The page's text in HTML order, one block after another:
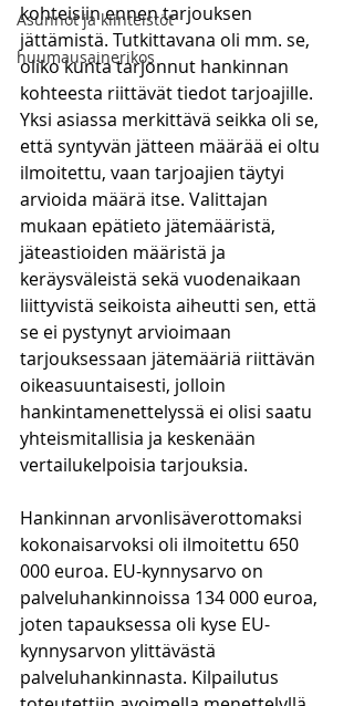
Asunnot ja kiinteistöt
huumausainerikos
kohteisiin ennen tarjouksen
jättämistä. Tutkittavana oli mm. se,
oliko kunta tarjonnut hankinnan
kohteesta riittävät tiedot tarjoajille.
Yksi asiassa merkittävä seikka oli se,
että syntyvän jätteen määrää ei oltu
ilmoitettu, vaan tarjoajien täytyi
arvioida määrä itse. Valittajan
mukaan epätieto jätemääristä,
jäteastioiden määristä ja
keräysväleistä sekä vuodenaikaan
liittyvistä seikoista aiheutti sen, että
se ei pystynyt arvioimaan
tarjouksessaan jätemääriä riittävän
oikeasuuntaisesti, jolloin
hankintamenettelyssä ei olisi saatu
yhteismitallisia ja keskenään
vertailukelpoisia tarjouksia.
Hankinnan arvonlisäverottomaksi
kokonaisarvoksi oli ilmoitettu 650
000 euroa. EU-kynnysarvo on
palveluhankinnoissa 134 000 euroa,
joten tapauksessa oli kyse EU-
kynnysarvon ylittävästä
palveluhankinnasta. Kilpailutus